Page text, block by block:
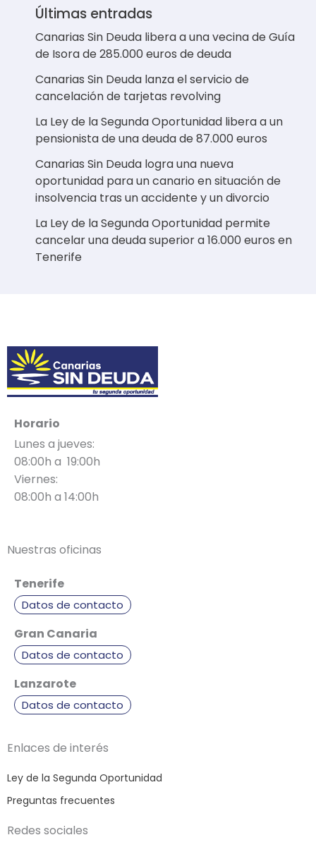
Últimas entradas
Canarias Sin Deuda libera a una vecina de Guía
de Isora de 285.000 euros de deuda
Canarias Sin Deuda lanza el servicio de
cancelación de tarjetas revolving
La Ley de la Segunda Oportunidad libera a un
pensionista de una deuda de 87.000 euros
Canarias Sin Deuda logra una nueva
oportunidad para un canario en situación de
insolvencia tras un accidente y un divorcio
La Ley de la Segunda Oportunidad permite
cancelar una deuda superior a 16.000 euros en
Tenerife
Horario
Lunes a jueves:
08:00h a 19:00h
Viernes:
08:00h a 14:00h
Nuestras oficinas
Tenerife
Datos de contacto
Gran Canaria
Datos de contacto
Lanzarote
Datos de contacto
Enlaces de interés
Ley de la Segunda Oportunidad
Preguntas frecuentes
Redes sociales